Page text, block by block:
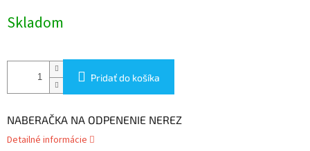
cena:
Skladom
Pridať do košíka
NABERAČKA NA ODPENENIE NEREZ
Detailné informácie